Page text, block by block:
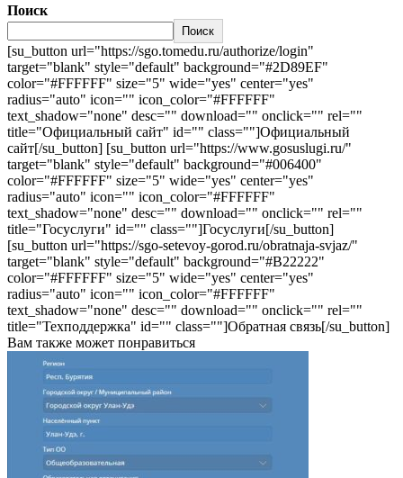
Поиск
Поиск
[su_button url="https://sgo.tomedu.ru/authorize/login"
target="blank" style="default" background="#2D89EF"
color="#FFFFFF" size="5" wide="yes" center="yes"
radius="auto" icon="" icon_color="#FFFFFF"
text_shadow="none" desc="" download="" onclick="" rel=""
title="Официальный сайт" id="" class=""]Официальный
сайт[/su_button] [su_button url="https://www.gosuslugi.ru/"
target="blank" style="default" background="#006400"
color="#FFFFFF" size="5" wide="yes" center="yes"
radius="auto" icon="" icon_color="#FFFFFF"
text_shadow="none" desc="" download="" onclick="" rel=""
title="Госуслуги" id="" class=""]Госуслуги[/su_button]
[su_button url="https://sgo-setevoy-gorod.ru/obratnaja-svjaz/"
target="blank" style="default" background="#B22222"
color="#FFFFFF" size="5" wide="yes" center="yes"
radius="auto" icon="" icon_color="#FFFFFF"
text_shadow="none" desc="" download="" onclick="" rel=""
title="Техподдержка" id="" class=""]Обратная связь[/su_button]
Вам также может понравиться